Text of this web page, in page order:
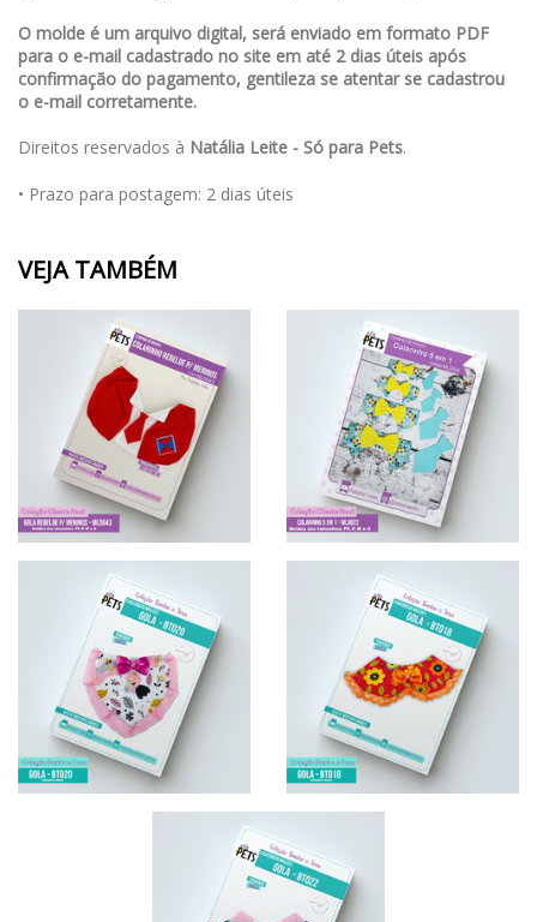
O molde é um arquivo digital, será enviado em formato PDF
para o e-mail cadastrado no site em até 2 dias úteis após
confirmação do pagamento, gentileza se atentar se cadastrou
o e-mail corretamente.
Direitos reservados à Natália Leite - Só para Pets.
• Prazo para postagem: 2 dias úteis
VEJA TAMBÉM